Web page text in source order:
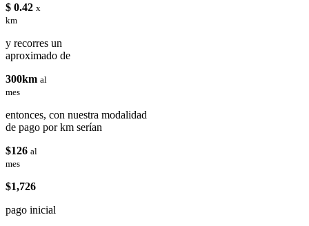
$ 0.42 x
km
y recorres un
aproximado de
300km al
mes
entonces, con nuestra modalidad
de pago por km serían
$126 al
mes
$1,726
pago inicial